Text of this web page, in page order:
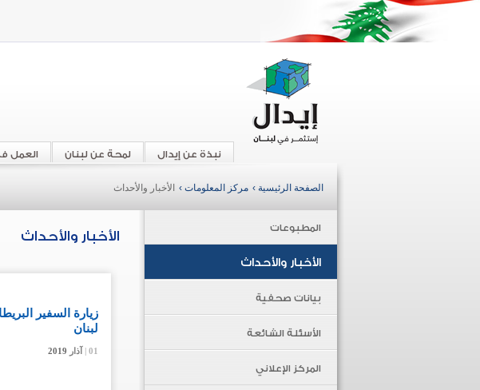
العمل لمحة عن لبنان نبذة عن إيدال
الصفحة الرئيسية › مركز المعلومات › الأخبار والأحداث
المطبوعات
الأخبار والأحداث
بيانات صحفية
الأسئلة الشائعة
المركز الإعلاني
الأخبار والأحداث
01 | آذار
زيارة السفير
لبنان
01 | آذار 01 | آذار